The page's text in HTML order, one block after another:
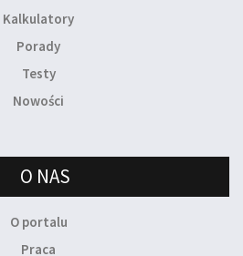
Kalkulatory
Porady
Testy
Nowości
O NAS
O portalu
Praca